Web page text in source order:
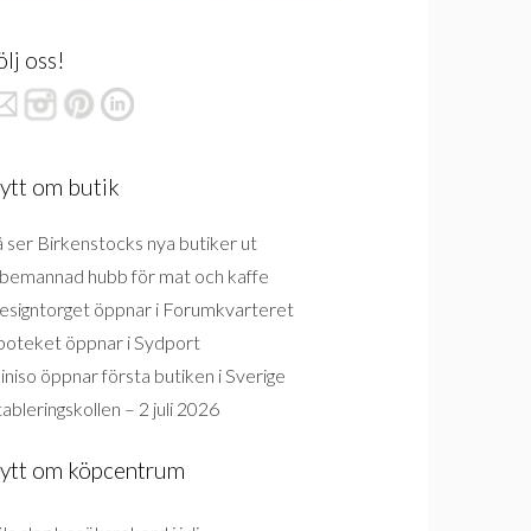
oss!
om butik
ser Birkenstocks nya butiker ut
hubb för mat och kaffe
öppnar i Forumkvarteret
öppnar i Sydport
öppnar första butiken i Sverige
– 2 juli 2026
om köpcentrum